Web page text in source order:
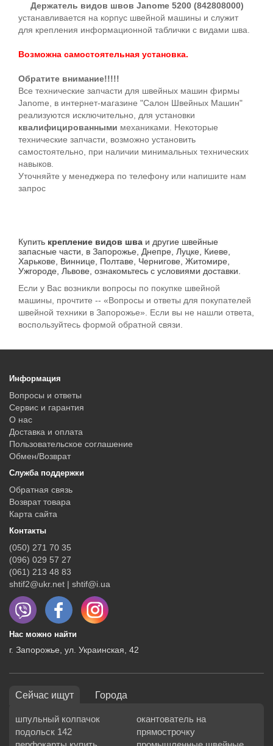
Держатель видов швов Janome 5200 (842808000)
устанавливается на корпус швейной машины и служит
для крепления информационной таблички с видами шва.
Возможна самостоятельная установка.
Обратите внимание!!!!!
Все технические запчасти для швейных машин фирмы
Janome, в интернет-магазине "Салон Швейных Машин"
реализуются исключительно, для установки
квалифицированными механиками. Некоторые
технические запчасти, возможно установить
самостоятельно, при наличии минимальных технических
навыков.
Уточняйте у менеджера по телефону или напишите нам
запрос
Купить крепление видов шва и другие швейные
запасные части, в Запорожье, Днепре, Луцке, Киеве,
Харькове, Виннице, Полтаве, Чернигове, Житомире,
Ужгороде, Львове, ознакомьтесь с условиями доставки.
Если у Вас возникли вопросы по покупке швейной
машины, прочтите -- «Вопросы и ответы для покупателей
швейной техники в Запорожье». Если вы не нашли ответа,
воспользуйтесь формой обратной связи.
Информация
Вопросы и ответы
Сервис и гарантия
О нас
Доставка и оплата
Пользовательское соглашение
Обмен/Возврат
Служба поддержки
Обратная связь
Возврат товара
Карта сайта
Контакты
(050) 271 70 35
(096) 029 57 27
(061) 213 48 83
shtif2@ukr.net | shtif@i.ua
Нас можно найти
г. Запорожье, ул. Украинская, 42
Сейчас ищут Города
шпульный колпачок
подольск 142
окантователь на
прямострочку